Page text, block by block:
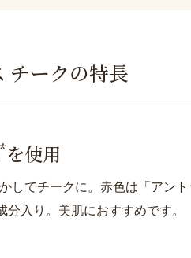
チークの特長
*を使用
してチークに。赤色は「アン
入り。美肌におすすめです。